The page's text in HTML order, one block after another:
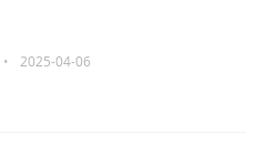
• 2025-04-06